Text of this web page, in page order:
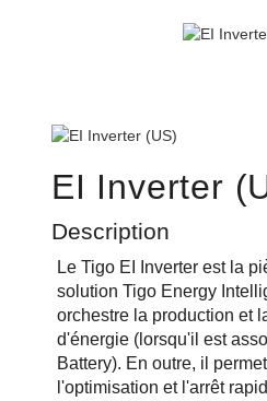
EI Inverter
Description
Le Tigo EI Inverter est la
solution Tigo Energy
orchestre la production et
d'énergie (lorsqu'il est
Battery). En outre, il
l'optimisation et l'arrêt